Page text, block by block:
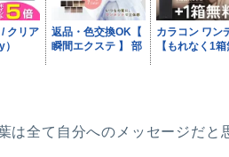
は全て自分へのメッセージだと